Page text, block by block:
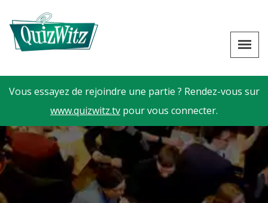
Vous essayez de rejoindre une partie ? Rendez-vous sur
www.quizwitz.tv pour vous connecter.